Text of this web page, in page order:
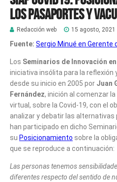
los pasaportes y
Redacción web 15 agosto, 2021
Fuente: Sergio Minué en Gerente
Los Seminarios de Innovación
iniciativa insólita para la reflexión
desde su inicio en 2005 por Juan
Fernández, inición al comenzar
virtual, sobre la Covid-19, con el
analizar y debatir las alternativas
han participado en dicho
su Posicionamiento sobre la
que se reproduce a continuación:
Las personas tenemos
diferentes respecto del sentido de